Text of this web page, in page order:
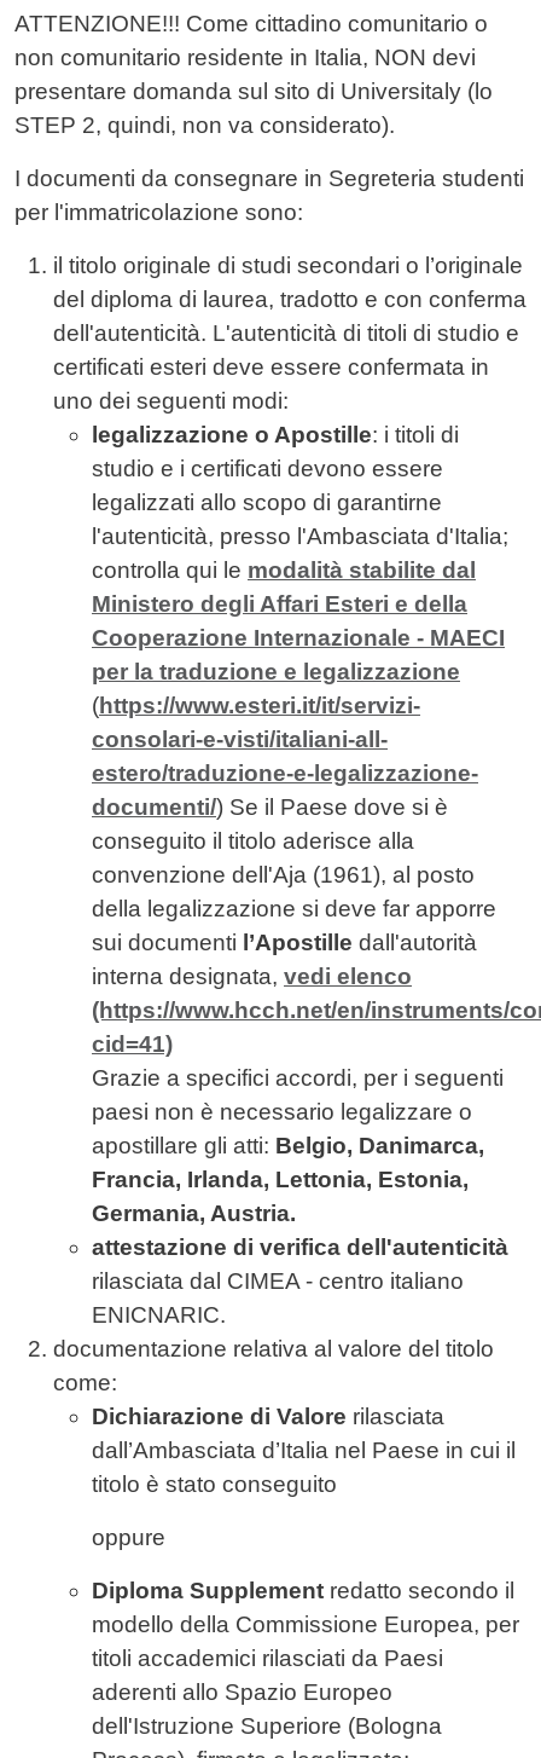
ATTENZIONE!!! Come cittadino comunitario o
non comunitario residente in Italia, NON devi
presentare domanda sul sito di Universitaly (lo
STEP 2, quindi, non va considerato).
I documenti da consegnare in Segreteria studenti
per l'immatricolazione sono:
il titolo originale di studi secondari o l’originale
del diploma di laurea, tradotto e con conferma
dell'autenticità. L'autenticità di titoli di studio e
certificati esteri deve essere confermata in
uno dei seguenti modi:
legalizzazione o Apostille: i titoli di
studio e i certificati devono essere
legalizzati allo scopo di garantirne
l'autenticità, presso l'Ambasciata d'Italia;
controlla qui le modalità stabilite dal
Ministero degli Affari Esteri e della
Cooperazione Internazionale - MAECI
per la traduzione e legalizzazione
(https://www.esteri.it/it/servizi-
consolari-e-visti/italiani-all-
estero/traduzione-e-legalizzazione-
documenti/) Se il Paese dove si è
conseguito il titolo aderisce alla
convenzione dell'Aja (1961), al posto
della legalizzazione si deve far apporre
sui documenti l’Apostille dall'autorità
interna designata, vedi elenco
(https://www.hcch.net/en/instruments/
cid=41)
Grazie a specifici accordi, per i seguenti
paesi non è necessario legalizzare o
apostillare gli atti: Belgio, Danimarca,
Francia, Irlanda, Lettonia, Estonia,
Germania, Austria.
attestazione di verifica dell'autenticità
rilasciata dal CIMEA - centro italiano
ENICNARIC.
documentazione relativa al valore del titolo
come:
Dichiarazione di Valore rilasciata
dall’Ambasciata d’Italia nel Paese in cui il
titolo è stato conseguito
oppure
Diploma Supplement redatto secondo il
modello della Commissione Europea, per
titoli accademici rilasciati da Paesi
aderenti allo Spazio Europeo
dell'Istruzione Superiore (Bologna